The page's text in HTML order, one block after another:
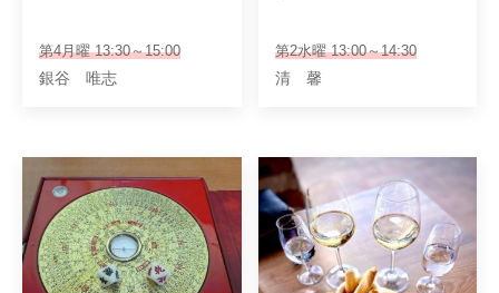
第4月曜 13:30～15:00
銀谷 唯志
第2水曜 13:00～14:30
清 馨